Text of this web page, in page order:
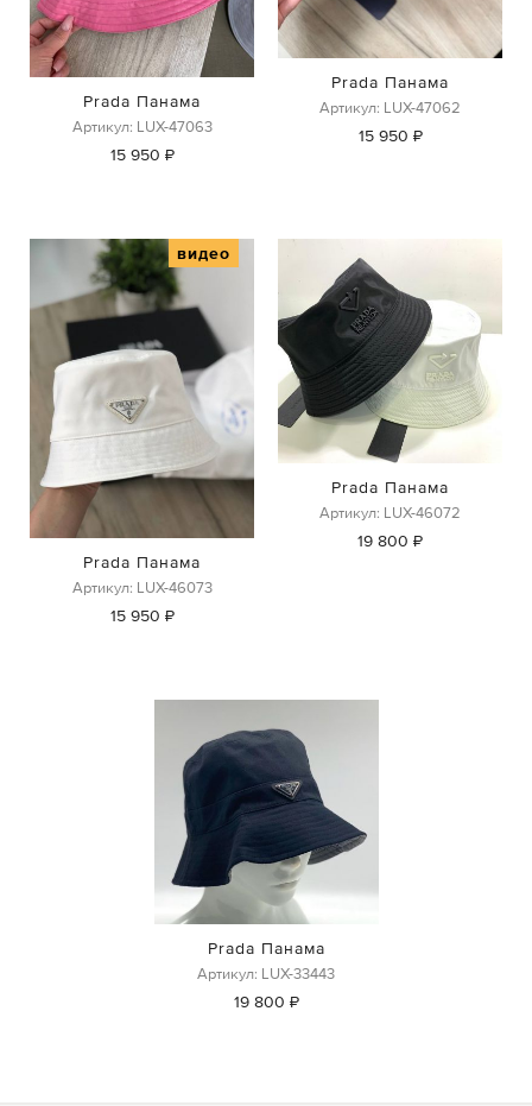
Prada Панама
Артикул: LUX-47063
15 950 ₽
Prada Панама
Артикул: LUX-47062
15 950 ₽
видео
Prada Панама
Артикул: LUX-46073
15 950 ₽
Prada Панама
Артикул: LUX-46072
19 800 ₽
Prada Панама
Артикул: LUX-33443
19 800 ₽